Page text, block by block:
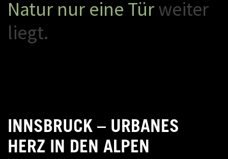
Natur nur eine Türweiter
liegt.
INNSBRUCK – URBANES
HERZ IN DEN ALPEN